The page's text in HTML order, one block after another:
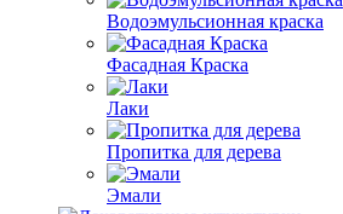
Водоэмульсионная краска
Фасадная Краска
Лаки
Пропитка для дерева
Эмали